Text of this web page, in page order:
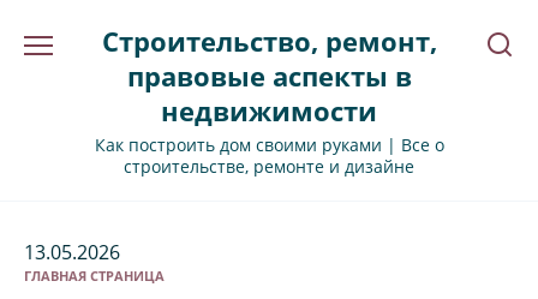
Строительство, ремонт,
правовые аспекты в
недвижимости
Как построить дом своими руками | Все о
строительстве, ремонте и дизайне
13.05.2026
ГЛАВНАЯ СТРАНИЦА